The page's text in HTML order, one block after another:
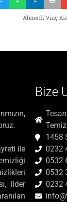
Ahmetli Vinç
ile
lider
Bize
1458
0232
0532
0532
0232